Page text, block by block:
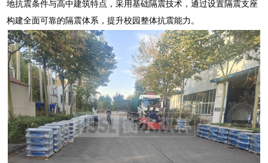
地抗震条件与高中建筑特点，采用基础隔震技术，通过设置隔震支座
构建全面可靠的隔震体系，提升校园整体抗震能力。